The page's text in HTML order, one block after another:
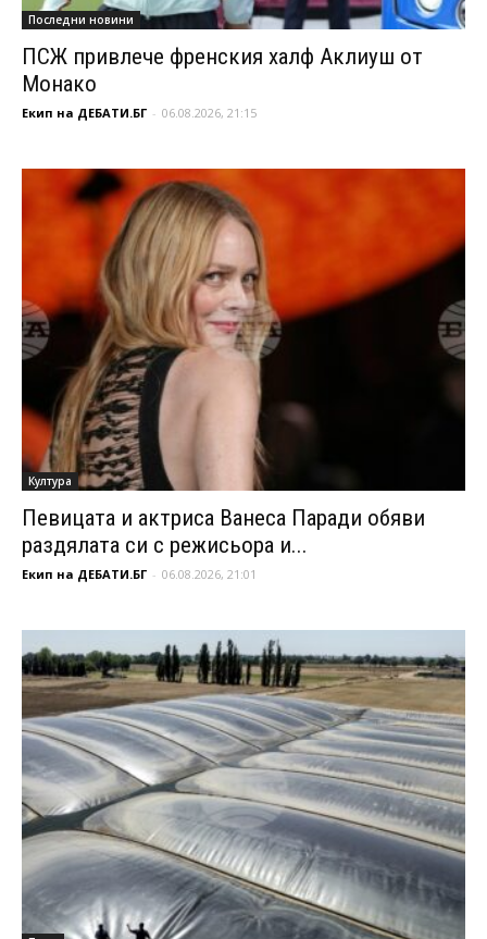
Последни новини
ПСЖ привлече френския халф Аклиуш от
Монако
Екип на ДЕБАТИ.БГ - 06.08.2026, 21:15
Култура
Певицата и актриса Ванеса Паради обяви
раздялата си с режисьора и...
Екип на ДЕБАТИ.БГ - 06.08.2026, 21:01